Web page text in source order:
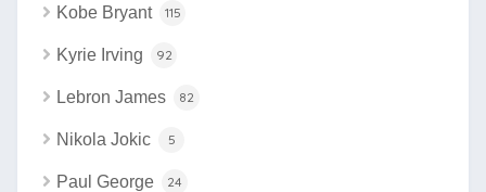
Kobe Bryant 115
Kyrie Irving 92
Lebron James 82
Nikola Jokic 5
Paul George 24